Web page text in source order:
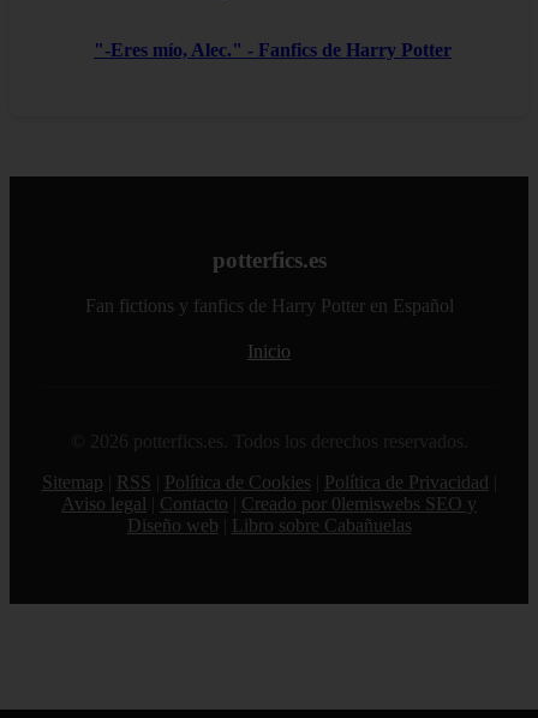
"-Eres mío, Alec." - Fanfics de Harry Potter
potterfics.es
Fan fictions y fanfics de Harry Potter en Español
Inicio
© 2026 potterfics.es. Todos los derechos reservados.
Sitemap
RSS Política de Cookies Política de Privacidad
Aviso legal
Contacto
Creado por 0lemiswebs SEO y
Diseño web
Libro sobre Cabañuelas